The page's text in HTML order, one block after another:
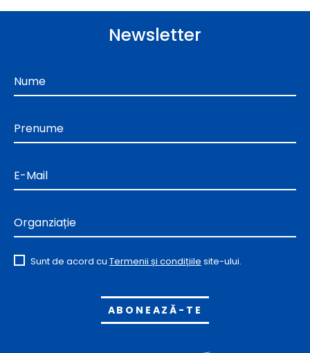
Newsletter
Nume
Prenume
E-Mail
Organziație
Sunt de acord cu Termenii și condițiile site-ului.